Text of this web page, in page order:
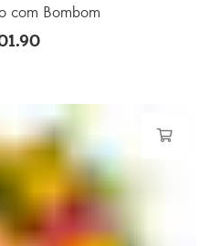
com Bombom